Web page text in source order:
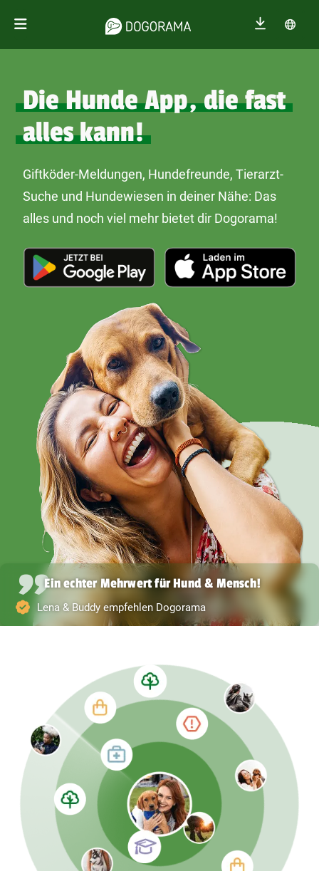
Die Hunde App, die fast
alles kann!
Giftköder-Meldungen, Hundefreunde, Tierarzt-
Suche und Hundewiesen in deiner Nähe: Das
alles und noch viel mehr bietet dir Dogorama!
Ein echter Mehrwert für Hund & Mensch!
Lena & Buddy empfehlen Dogorama